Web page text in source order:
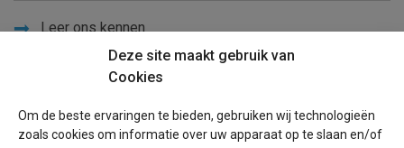
Deze site maakt gebruik van
Cookies
Om de beste ervaringen te bieden, gebruiken wij technologieën
zoals cookies om informatie over uw apparaat op te slaan en/of
Leer ons kennen
Sitemap